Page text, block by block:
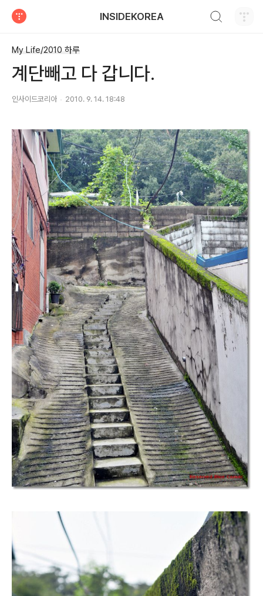
INSIDEKOREA
My Life/2010 하루
계단빼고 다 갑니다.
인사이드코리아 2010. 9. 14. 18:48